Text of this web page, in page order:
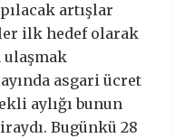
artışlar
ilk hedef olarak
ulaşmak
asgari ücret
aylığı bunun
Bugünkü 28